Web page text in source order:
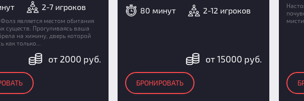
2-7 игроков
является местом обитания
существ. Прогуливаясь ваша
на хижину, дверь которой
как только...
от 2000 руб.
80 минут 2-12 игроков
от 15000 руб.
БРОНИРОВАТЬ